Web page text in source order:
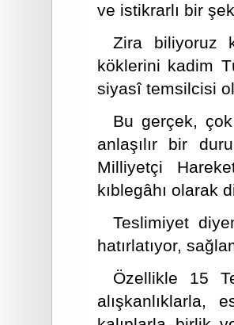
ve istikrarlı bir
Zira biliyoruz
köklerini kadim
siyasî temsilcisi
Bu gerçek,
anlaşılır bir
Milliyetçi
kıblegâhı olarak
Teslimiyet
hatırlatıyor,
Özellikle 15
alışkanlıklarla,